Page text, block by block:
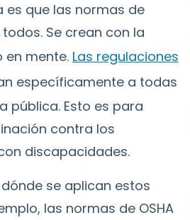
es que las normas de
Se crean con la
en mente. Las regulaciones
específicamente a todas
pública. Esto es para
contra los
discapacidades.
se aplican estos
las normas de OSHA